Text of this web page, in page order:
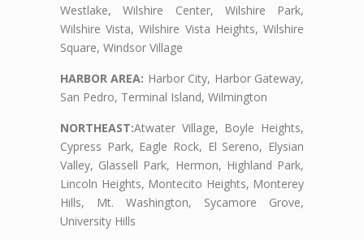
Westlake, Wilshire Center, Wilshire Park,
Wilshire Vista, Wilshire Vista Heights, Wilshire
Square, Windsor Village
HARBOR AREA: Harbor City, Harbor Gateway,
San Pedro, Terminal Island, Wilmington
NORTHEAST:Atwater Village, Boyle Heights,
Cypress Park, Eagle Rock, El Sereno, Elysian
Valley, Glassell Park, Hermon, Highland Park,
Lincoln Heights, Montecito Heights, Monterey
Hills, Mt. Washington, Sycamore Grove,
University Hills